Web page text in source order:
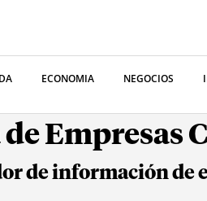
ECONOMIA NEGOCIOS
de Empresas
de información de